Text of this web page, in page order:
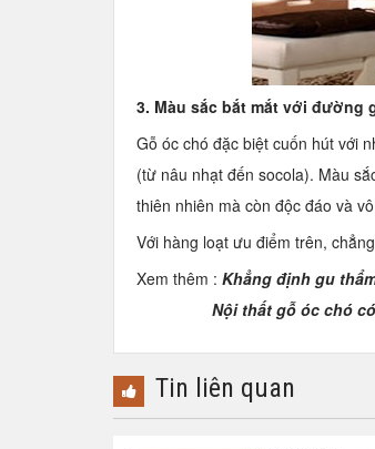
3. Màu sắc bắt mắt với đường
Gỗ óc chó đặc biệt cuốn hút với
(từ nâu nhạt đến socola). Màu
thiên nhiên mà còn độc đáo và
Với hàng loạt ưu điểm trên,
Xem thêm : Khẳng định gu
Nội thất gỗ óc chó
Tin liên quan